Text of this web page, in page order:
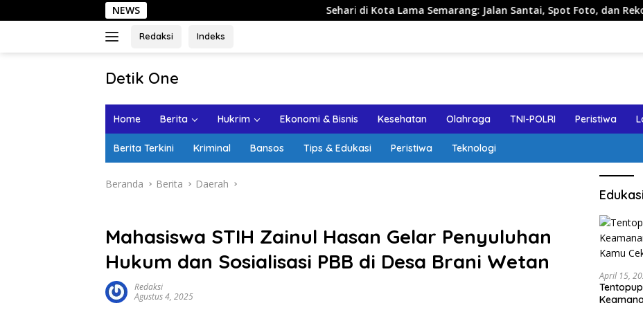
ke
NEWS Sehari di Kota Lama Semarang: Jalan Santai, Spot Foto, dan Rekomendasi Lumpia
Redaksi Indeks
Detik One
Ungkap
Home Berita Hukrim Ekonomi & Bisnis Kesehatan Olahraga TNI-POLRI Peristiwa
Berita Terkini Kriminal Bansos Tips & Edukasi Peristiwa Teknologi
Beranda Berita Daerah
Mahasiswa STIH Zainul Hasan Gelar Penyuluhan
Hukum dan Sosialisasi PBB di Desa Brani Wetan
Redaksi
Agustus 4, 2025
Edukasi
April 15,